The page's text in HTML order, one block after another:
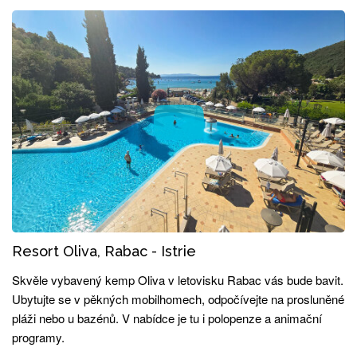
Resort Oliva, Rabac - Istrie
Skvěle vybavený kemp Oliva v letovisku Rabac vás bude bavit.
Ubytujte se v pěkných mobilhomech, odpočívejte na prosluněné
pláži nebo u bazénů. V nabídce je tu i polopenze a animační
programy.